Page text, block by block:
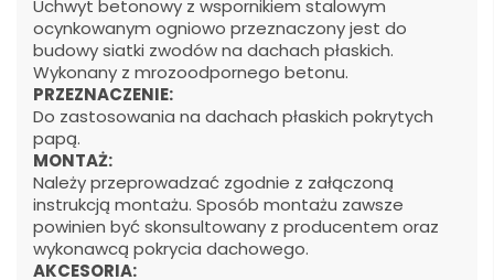
Uchwyt betonowy z wspornikiem stalowym
ocynkowanym ogniowo przeznaczony jest do
budowy siatki zwodów na dachach płaskich.
Wykonany z mrozoodpornego betonu.
PRZEZNACZENIE:
Do zastosowania na dachach płaskich pokrytych
papą.
MONTAŻ:
Należy przeprowadzać zgodnie z załączoną
instrukcją montażu. Sposób montażu zawsze
powinien być skonsultowany z producentem oraz
wykonawcą pokrycia dachowego.
AKCESORIA: